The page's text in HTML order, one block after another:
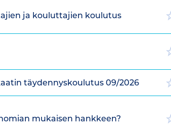
ja kouluttajien koulutus
täydennyskoulutus 09/2026
mukaisen hankkeen?